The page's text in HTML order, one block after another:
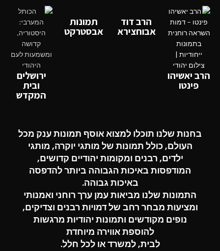
הרב יאשיהו
פינטו
הרב דוד
אבוחצירא
תמונות
אבסטרקט
ירושלים
ובית
המקדש
בחנות שלנו תוכלו למצוא אוסף תמונות ענק מכל
העולם, כולל תמונות של מותגי יוקרה, מותגי
ילדים, רבנים ומקומות יהודיים קדושים,
המודפסות באיכות הגבוהה ביותר להדפסה
באיכות גבוהה.
התמונות שלנו מביאות עמן ערך רוחני ואמנותי
ומציעות מבחר רחב של דמויות רבנים וצדיקים,
נופים מקודשים ותמונות יהודיות מרגשות
להוספת אווירה מיוחדת
לבית, למשרד או לכל חלל.